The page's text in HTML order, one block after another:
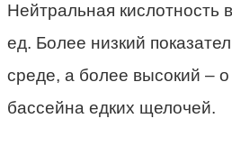
Нейтральная кислотность
ед. Более низкий
среде, а более высокий –
бассейна едких щелочей.